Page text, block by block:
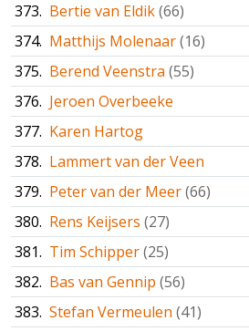
373. Bertie van Eldik(66)
374. Matthijs Molenaar(16)
375. Berend Veenstra (55)
376. Jeroen Overbeeke
377. Karen Hartog
378. Lammert van der Veen
379. Peter van der Meer(66)
380. Rens Keijsers (27)
381. Tim Schipper(25)
382. Bas van Gennip (56)
383. Stefan Vermeulen (41)